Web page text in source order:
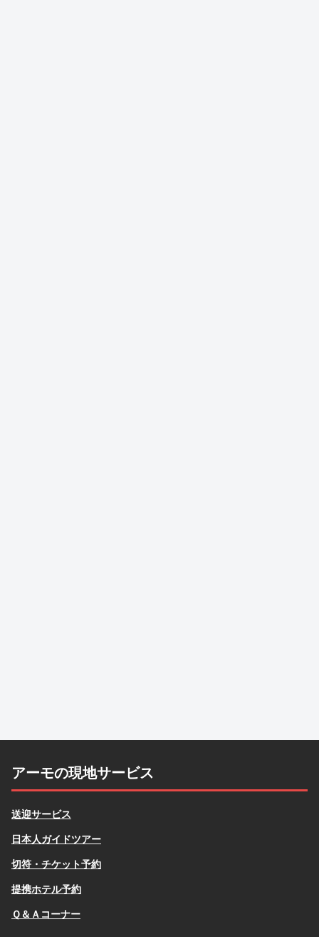
アーモの現地サービス
送迎サービス
日本人ガイドツアー
切符・チケット予約
提携ホテル予約
Ｑ＆Ａコーナー